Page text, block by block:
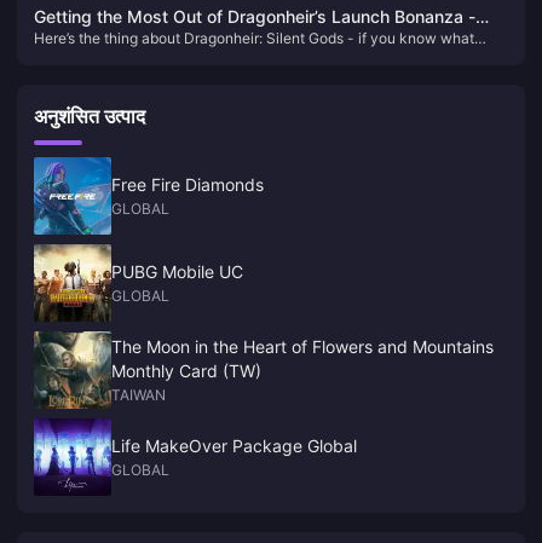
Even free players can walk away with 350 Hunter’s Blades. Not bad
for a crossover event.
Getting the Most Out of Dragonheir’s Launch Bonanza -
Your Free Summons Roadmap
Here’s the thing about Dragonheir: Silent Gods - if you know what
अनुशंसित उत्पाद
Free Fire Diamonds
GLOBAL
PUBG Mobile UC
GLOBAL
The Moon in the Heart of Flowers and Mountains
Monthly Card (TW)
TAIWAN
Life MakeOver Package Global
GLOBAL